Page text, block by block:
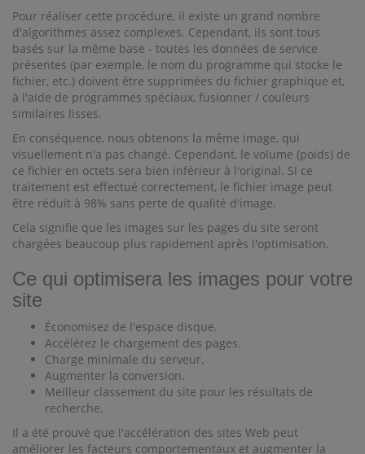
Pour réaliser cette procédure, il existe un grand nombre
d'algorithmes assez complexes. Cependant, ils sont tous
basés sur la même base - toutes les données de service
présentes (par exemple, le nom du programme qui stocke le
fichier, etc.) doivent être supprimées du fichier graphique et,
à l'aide de programmes spéciaux, fusionner / couleurs
similaires lisses.
En conséquence, nous obtenons la même image, qui
visuellement n'a pas changé. Cependant, le volume (poids) de
ce fichier en octets sera bien inférieur à l'original. Si ce
traitement est effectué correctement, le fichier image peut
être réduit à 98% sans perte de qualité d'image.
Cela signifie que les images sur les pages du site seront
chargées beaucoup plus rapidement après l'optimisation.
Ce qui optimisera les images pour votre
site
Économisez de l'espace disque.
Accélérez le chargement des pages.
Charge minimale du serveur.
Augmenter la conversion.
Meilleur classement du site pour les résultats de
recherche.
Il a été prouvé que l'accélération des sites Web peut
améliorer les facteurs comportementaux et augmenter la